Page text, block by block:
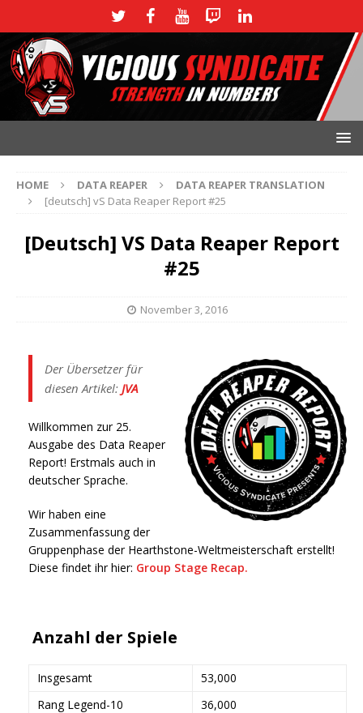
HOME DATA REAPER
DATA REAPER TRANSLATION
[deutsch] vS Data Reaper Report #25
[deutsch] VS Data Reaper Report
#25
November 3, 2016
Der Übersetzer für
diesen Artikel: JVA
Willkommen zur 25.
Ausgabe des Data Reaper
Report! Erstmals auch in
deutscher Sprache.
Wir haben eine
Zusammenfassung der
Gruppenphase der Hearthstone-Weltmeisterschaft erstellt!
Diese findet ihr hier: Group Stage Recap.
Anzahl der Spiele
Insgesamt
53,000
Rang Legend-10
36,000